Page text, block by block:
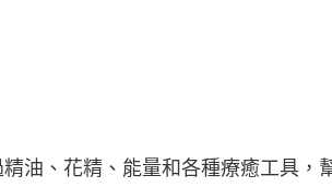
油、花精、能量和各種療癒工具，